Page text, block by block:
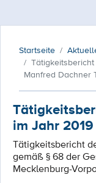
Startseite
Manfred Dachner
im Jahr
Tätigkeitsbericht
gemäß § 68 der
Mecklenburg-